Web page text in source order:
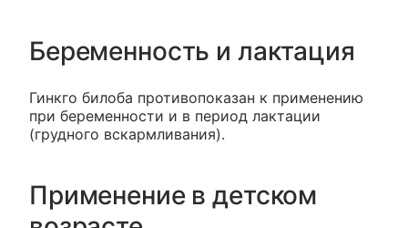
Беременность и лактация
Гинкго билоба противопоказан к применению
при беременности и в период лактации
(грудного вскармливания).
Применение в детском